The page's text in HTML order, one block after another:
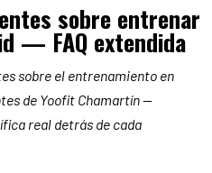
sobre entrenar
— FAQ extendida
sobre el entrenamiento en
de Yoofit Chamartín —
real detrás de cada